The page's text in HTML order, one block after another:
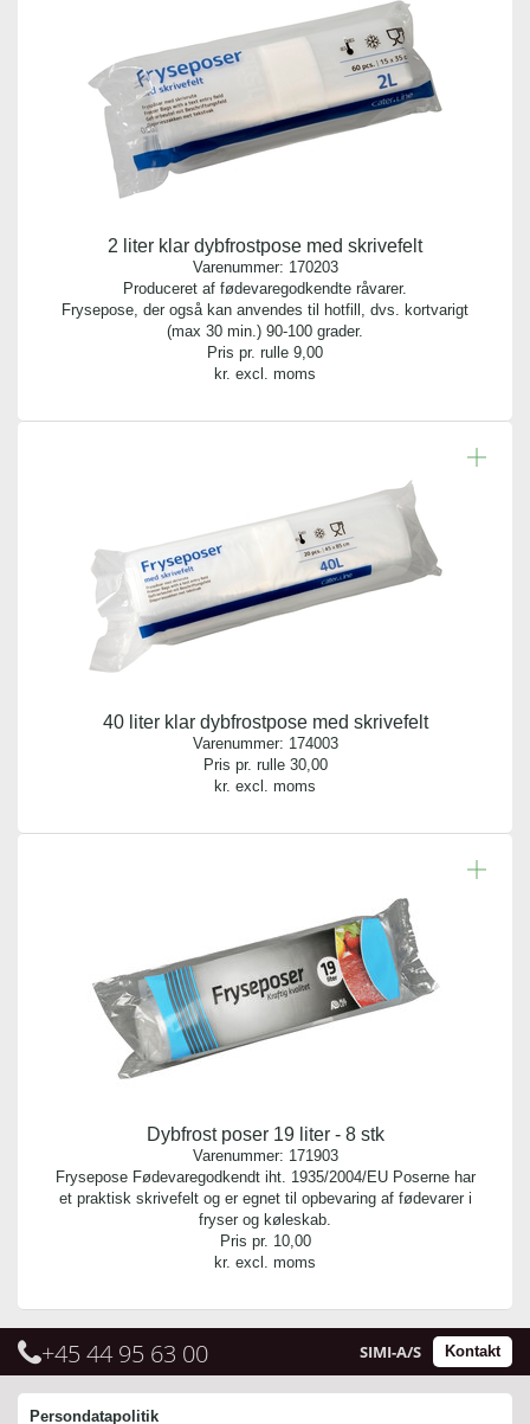
Bredde:
40,00 cm
Længde:
60,00 cm
2 liter klar dybfrostpose med skrivefelt
Varenummer: 170203
Produceret af fødevaregodkendte råvarer.
Frysepose, der også kan anvendes til hotfill, dvs. kortvarigt
(max 30 min.) 90-100 grader.
Pris pr. rulle 9,00
kr. excl. moms
40 liter klar dybfrostpose med skrivefelt
Varenummer: 174003
Pris pr. rulle 30,00
kr. excl. moms
Dybfrost poser 19 liter - 8 stk
Varenummer: 171903
Frysepose Fødevaregodkendt iht. 1935/2004/EU Poserne har
et praktisk skrivefelt og er egnet til opbevaring af fødevarer i
fryser og køleskab.
Pris pr. 10,00
kr. excl. moms
+45 44 95 63 00 Kontakt
SIMI-A/S
Persondatapolitik